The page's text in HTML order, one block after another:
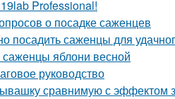
Professional!
о посадке саженцев
посадить саженцы для
саженцы яблони весной
руководство
сравнимую с эффектом